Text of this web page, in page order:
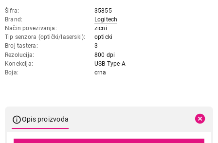
Šifra
35855
Brand
Logitech
Način povezivanja
zicni
Tip senzora (optički/laserski)
opticki
Broj tastera
3
Rezolucija
800 dpi
Konekcija
USB Type-A
Boja
crna
Opis proizvoda